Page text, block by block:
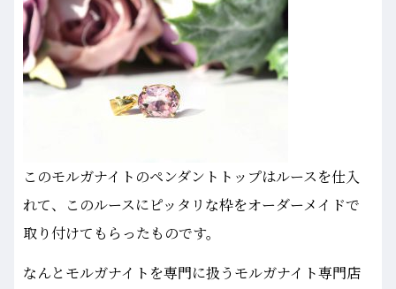
このモルガナイトのペンダントトップはルースを仕入
れて、このルースにピッタリな枠をオーダーメイドで
取り付けてもらったものです。
なんとモルガナイトを専門に扱うモルガナイト専門店